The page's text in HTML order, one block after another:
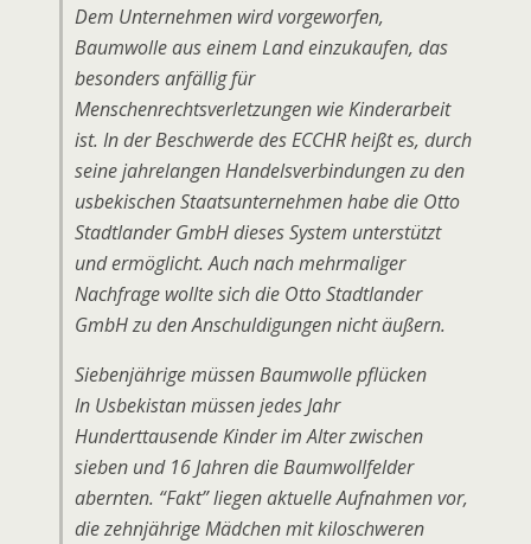
Dem Unternehmen wird vorgeworfen,
Baumwolle aus einem Land einzukaufen, das
besonders anfällig für
Menschenrechtsverletzungen wie Kinderarbeit
ist. In der Beschwerde des ECCHR heißt es, durch
seine jahrelangen Handelsverbindungen zu den
usbekischen Staatsunternehmen habe die Otto
Stadtlander GmbH dieses System unterstützt
und ermöglicht. Auch nach mehrmaliger
Nachfrage wollte sich die Otto Stadtlander
GmbH zu den Anschuldigungen nicht äußern.
Siebenjährige müssen Baumwolle pflücken
In Usbekistan müssen jedes Jahr
Hunderttausende Kinder im Alter zwischen
sieben und 16 Jahren die Baumwollfelder
abernten. “Fakt” liegen aktuelle Aufnahmen vor,
die zehnjährige Mädchen mit kiloschweren